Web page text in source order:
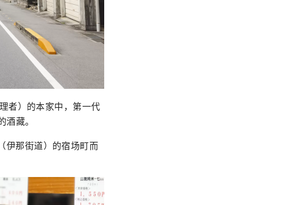
者）的本家中，第一代
藏。
伊那街道）的宿场町而